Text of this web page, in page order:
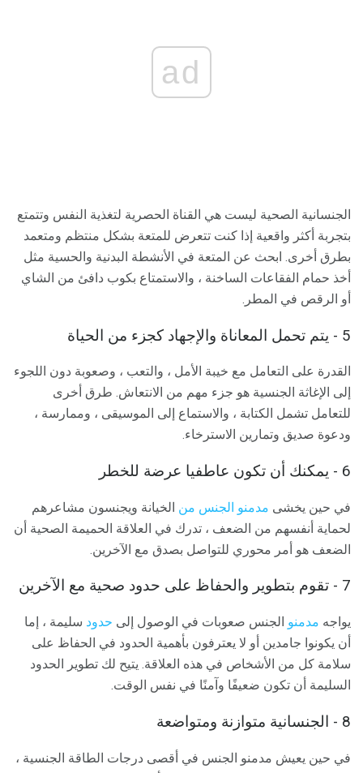
ad
الجنسانية الصحية ليست هي القناة الحصرية لتغذية النفس وتتمتع
بتجربة أكثر واقعية إذا كنت تتعرض للمتعة بشكل منتظم ومتعمد
بطرق أخرى. ابحث عن المتعة في الأنشطة البدنية والحسية مثل
أخذ حمام الفقاعات الساخنة ، والاستمتاع بكوب دافئ من الشاي
أو الرقص في المطر.
5 - يتم تحمل المعاناة والإجهاد كجزء من الحياة
القدرة على التعامل مع خيبة الأمل ، والتعب ، وصعوبة دون اللجوء
إلى الإغاثة الجنسية هو جزء مهم من الانتعاش. طرق أخرى
للتعامل تشمل الكتابة ، والاستماع إلى الموسيقى ، وممارسة ،
ودعوة صديق وتمارين الاسترخاء.
6 - يمكنك أن تكون عاطفيا عرضة للخطر
في حين يخشى مدمنو الجنس من الخيانة ويجنسون مشاعرهم
لحماية أنفسهم من الضعف ، تدرك في العلاقة الحميمة الصحية أن
الضعف هو أمر محوري للتواصل بصدق مع الآخرين.
7 - تقوم بتطوير والحفاظ على حدود صحية مع الآخرين
يواجه مدمنو الجنس صعوبات في الوصول إلى حدود سليمة ، إما
أن يكونوا جامدين أو لا يعترفون بأهمية الحدود في الحفاظ على
سلامة كل من الأشخاص في هذه العلاقة. يتيح لك تطوير الحدود
السليمة أن تكون ضعيفًا وآمنًا في نفس الوقت.
8 - الجنسانية متوازنة ومتواضعة
في حين يعيش مدمنو الجنس في أقصى درجات الطاقة الجنسية ،